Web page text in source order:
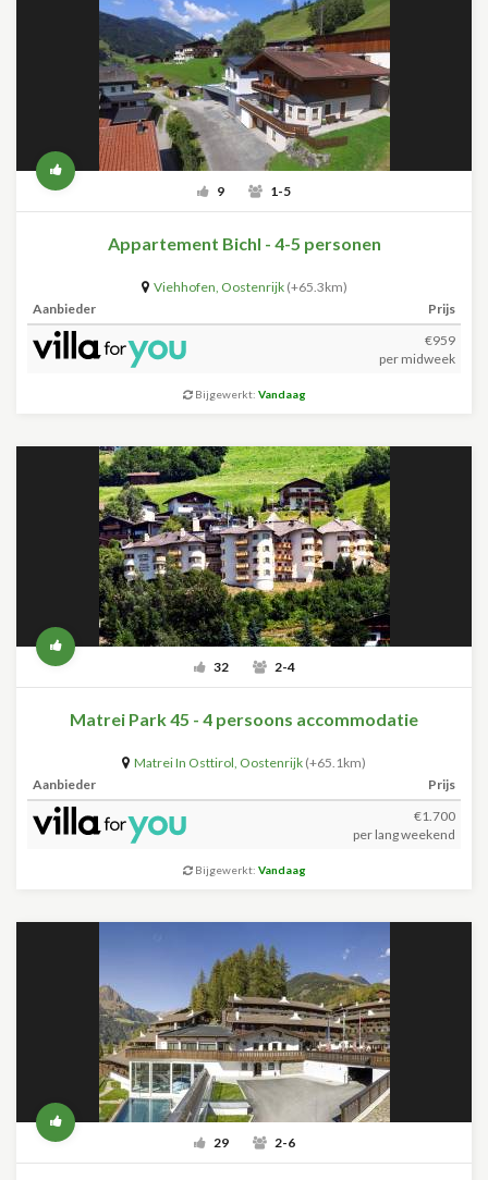
9 1-5
Appartement Bichl - 4-5 personen
Viehhofen, Oostenrijk (+65.3km)
Aanbieder
Prijs
€959
per midweek
Bijgewerkt: Vandaag
32 2-4
Matrei Park 45 - 4 persoons accommodatie
Matrei In Osttirol, Oostenrijk (+65.1km)
Aanbieder
Prijs
€1.700
per lang weekend
Bijgewerkt: Vandaag
29 2-6